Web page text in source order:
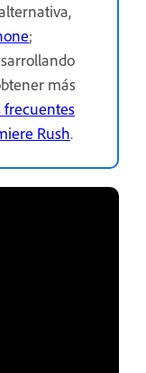
;
más
frecuentes
Rush.